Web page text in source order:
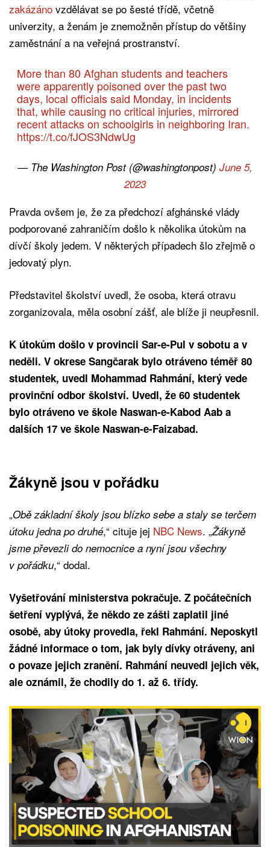
zakázáno vzdělávat se po šesté třídě, včetně
univerzity, a ženám je znemožněn přístup do většiny
zaměstnání a na veřejná prostranství.
More than 80 Afghan students and teachers
were apparently poisoned over the past two
days, local officials said Monday, in incidents
that, while causing no critical injuries, mirrored
recent attacks on schoolgirls in neighboring Iran.
https://t.co/fJOS3NdwUg
— The Washington Post (@washingtonpost) June 5,
2023
Pravda ovšem je, že za předchozí afghánské vlády
podporované zahraničím došlo k několika útokům na
dívčí školy jedem. V některých případech šlo zřejmě o
jedovatý plyn.
Představitel školství uvedl, že osoba, která otravu
zorganizovala, měla osobní zášť, ale blíže ji neupřesnil.
K útokům došlo v provincii Sar-e-Pul v sobotu a v
neděli. V okrese Sangčarak bylo otráveno téměř 80
studentek, uvedl Mohammad Rahmání, který vede
provinční odbor školství. Uvedl, že 60 studentek
bylo otráveno ve škole Naswan-e-Kabod Aab a
dalších 17 ve škole Naswan-e-Faizabad.
Žákyně jsou v pořádku
„Obě základní školy jsou blízko sebe a staly se terčem
útoku jedna po druhé,“ cituje jej NBC News. „Žákyně
jsme převezli do nemocnice a nyní jsou všechny
v pořádku,“ dodal.
Vyšetřování ministerstva pokračuje. Z počátečních
šetření vyplývá, že někdo ze zášti zaplatil jiné
osobě, aby útoky provedla, řekl Rahmání. Neposkytl
žádné informace o tom, jak byly dívky otráveny, ani
o povaze jejich zranění. Rahmání neuvedl jejich věk,
ale oznámil, že chodily do 1. až 6. třídy.